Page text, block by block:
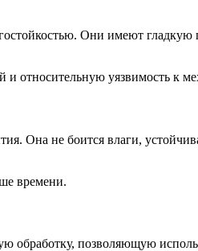
Они имеют гладкую
относительную уязвимость к
Она не боится влаги,
времени.
обработку, позволяющую